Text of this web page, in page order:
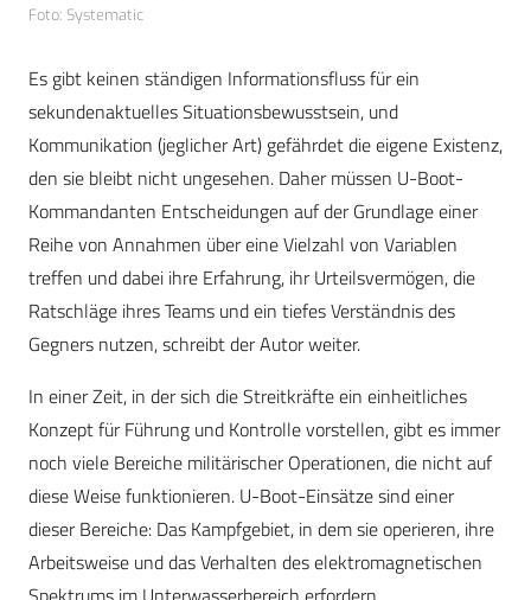
Foto: Systematic
Es gibt keinen ständigen Informationsfluss für ein
sekundenaktuelles Situationsbewusstsein, und
Kommunikation (jeglicher Art) gefährdet die eigene Existenz,
den sie bleibt nicht ungesehen. Daher müssen U-Boot-
Kommandanten Entscheidungen auf der Grundlage einer
Reihe von Annahmen über eine Vielzahl von Variablen
treffen und dabei ihre Erfahrung, ihr Urteilsvermögen, die
Ratschläge ihres Teams und ein tiefes Verständnis des
Gegners nutzen, schreibt der Autor weiter.
In einer Zeit, in der sich die Streitkräfte ein einheitliches
Konzept für Führung und Kontrolle vorstellen, gibt es immer
noch viele Bereiche militärischer Operationen, die nicht auf
diese Weise funktionieren. U-Boot-Einsätze sind einer
dieser Bereiche: Das Kampfgebiet, in dem sie operieren, ihre
Arbeitsweise und das Verhalten des elektromagnetischen